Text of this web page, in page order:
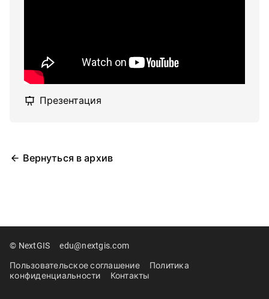
Презентация
Вернуться в архив
© NextGIS edu@nextgis.com
Пользовательское соглашение
Политика
конфиденциальности
Контакты